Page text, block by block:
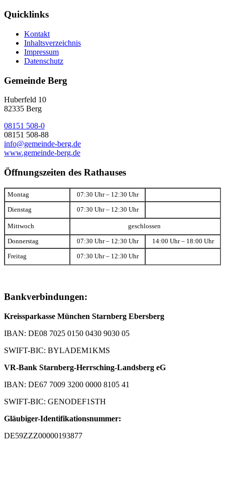
Quicklinks
Kontakt
Inhaltsverzeichnis
Impressum
Datenschutz
Gemeinde Berg
Huberfeld 10
82335 Berg
08151 508-0
08151 508-88
info@gemeinde-berg.de
www.gemeinde-berg.de
Öffnungszeiten des Rathauses
Montag 07:30 Uhr – 12:30 Uhr
Dienstag 07:30 Uhr – 12:30 Uhr
Mittwoch geschlossen
Donnerstag 07:30 Uhr – 12:30 Uhr 14:00 Uhr – 18:00 Uhr
Freitag 07:30 Uhr – 12:30 Uhr
Bankverbindungen:
Kreissparkasse München Starnberg Ebersberg
IBAN: DE08 7025 0150 0430 9030 05
SWIFT-BIC: BYLADEM1KMS
VR-Bank Starnberg-Herrsching-Landsberg eG
IBAN: DE67 7009 3200 0000 8105 41
SWIFT-BIC: GENODEF1STH
Gläubiger-Identifikationsnummer:
DE59ZZZ00000193877